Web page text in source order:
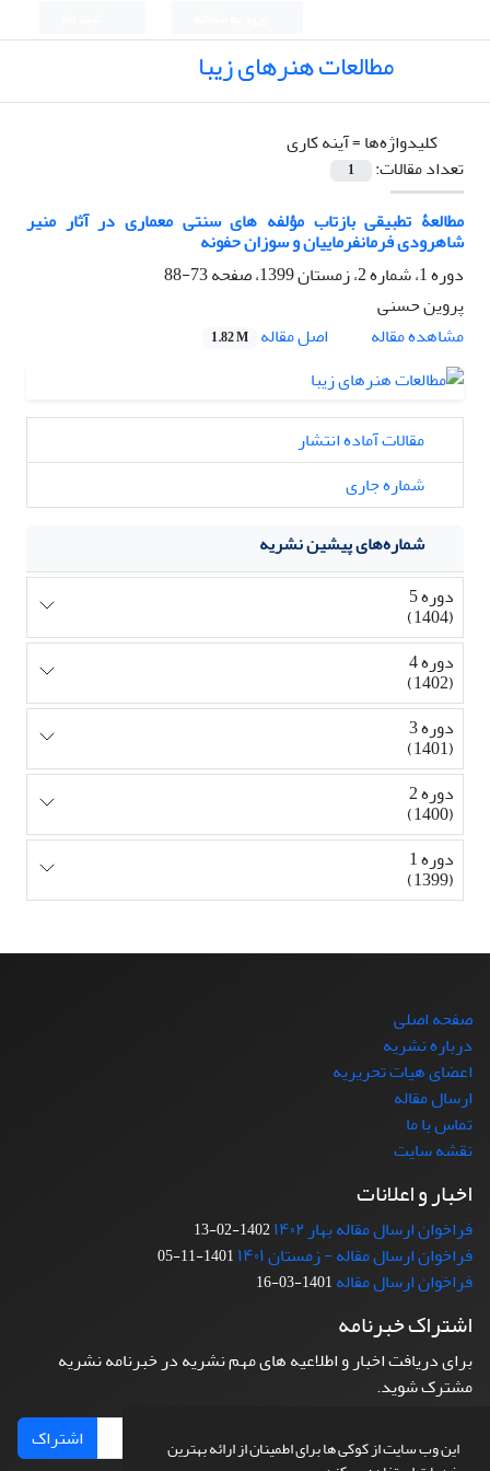
این وب سایت از کوکی ها برای اطمینان از ارائه بهترین
مطالعات هنرهای زیبا
کلیدواژه‌ها =آینه کاری
تعداد مقالات:
1
مطالعۀ تطبیقی بازتاب مؤلفه های سنتی معماری در آثار منیر
شاهرودی فرمانفرماییان و سوزان حفونه
دوره 1، شماره 2، زمستان 1399، صفحه
73-88
پروین حسنی
مشاهده مقاله
اصل مقاله 1.82 M
مقالات آماده انتشار
شماره جاری
شماره‌های پیشین نشریه
دوره 5
(1404)
دوره 4
(1402)
دوره 3
(1401)
دوره 2
(1400)
دوره 1
(1399)
صفحه اصلی
درباره نشریه
اعضای هیات تحریریه
ارسال مقاله
تماس با ما
نقشه سایت
اخبار و اعلانات
فراخوان ارسال مقاله بهار ۱۴۰۲ 1402-02-13
فراخوان ارسال مقاله - زمستان ۱۴۰۱ 1401-11-05
فراخوان ارسال مقاله1401-03-16
اشتراک خبرنامه
برای دریافت اخبار و اطلاعیه های مهم نشریه در خبرنامه نشریه
مشترک شوید.
اشتراک